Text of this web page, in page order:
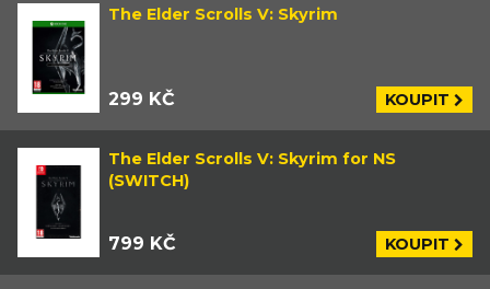
The Elder Scrolls V: Skyrim
299 KČ KOUPIT
The Elder Scrolls V: Skyrim for NS
(SWITCH)
799 KČ KOUPIT